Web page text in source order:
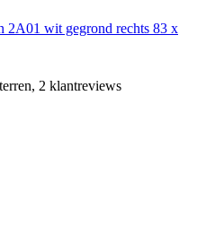
2A01 wit gegrond rechts 83 x
2 klantreviews